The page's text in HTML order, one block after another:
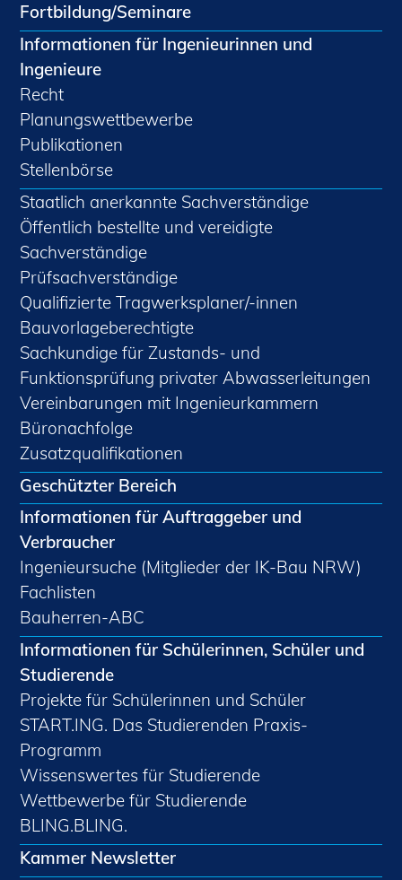
Fortbildung/Seminare
Informationen für Ingenieurinnen und
Ingenieure
Recht
Planungswettbewerbe
Publikationen
Stellenbörse
Staatlich anerkannte Sachverständige
Öffentlich bestellte und vereidigte
Sachverständige
Prüfsachverständige
Qualifizierte Tragwerksplaner/-innen
Bauvorlageberechtigte
Sachkundige für Zustands- und
Funktionsprüfung privater Abwasserleitungen
Vereinbarungen mit Ingenieurkammern
Büronachfolge
Zusatzqualifikationen
Geschützter Bereich
Informationen für Auftraggeber und
Verbraucher
Ingenieursuche (Mitglieder der IK-Bau NRW)
Fachlisten
Bauherren-ABC
Informationen für Schülerinnen, Schüler und
Studierende
Projekte für Schülerinnen und Schüler
START.ING. Das Studierenden Praxis-
Programm
Wissenswertes für Studierende
Wettbewerbe für Studierende
BLING.BLING.
Kammer Newsletter